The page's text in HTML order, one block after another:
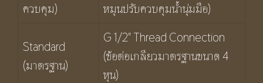
ควบคุม)
หมุนปรับควบคุมน้ำนุ่มมือ)
Standard
(มาตรฐาน)
G 1/2″ Thread Connection
(ข้อต่อเกลียวมาตรฐานขนาด 4
หุน)